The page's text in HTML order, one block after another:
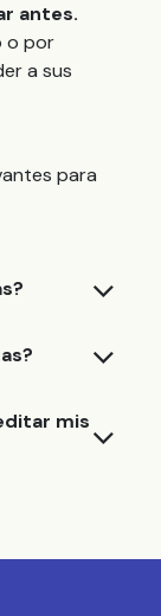
antes.
o por
a sus
para
mis